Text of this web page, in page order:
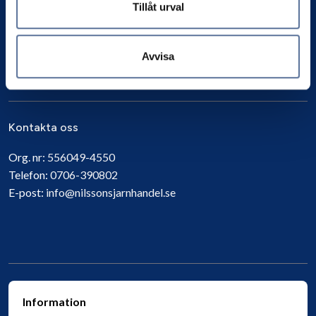
Tillåt urval
Avvisa
Kontakta oss
Org. nr: 556049-4550
Telefon: 0706-390802
E-post: info@nilssonsjarnhandel.se
Information